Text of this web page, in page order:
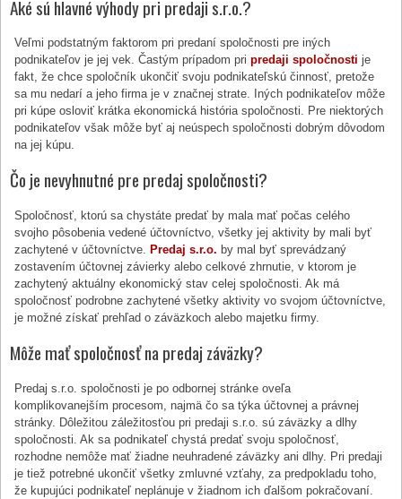
Aké sú hlavné výhody pri predaji s.r.o.?
Veľmi podstatným faktorom pri predaní spoločnosti pre iných
podnikateľov je jej vek. Častým prípadom pripredaji spoločnosti je
fakt, že chce spoločník ukončiť svoju podnikateľskú činnosť, pretože
sa mu nedarí a jeho firma je v značnej strate. Iných podnikateľov môže
pri kúpe osloviť krátka ekonomická história spoločnosti. Pre niektorých
podnikateľov však môže byť aj neúspech spoločnosti dobrým dôvodom
na jej kúpu.
Čo je nevyhnutné pre predaj spoločnosti?
Spoločnosť, ktorú sa chystáte predať by mala mať počas celého
svojho pôsobenia vedené účtovníctvo, všetky jej aktivity by mali byť
zachytené v účtovníctve. Predaj s.r.o. by mal byť sprevádzaný
zostavením účtovnej závierky alebo celkové zhrnutie, v ktorom je
zachytený aktuálny ekonomický stav celej spoločnosti. Ak má
spoločnosť podrobne zachytené všetky aktivity vo svojom účtovníctve,
je možné získať prehľad o záväzkoch alebo majetku firmy.
Môže mať spoločnosť na predaj záväzky?
Predaj s.r.o. spoločnosti je po odbornej stránke oveľa
komplikovanejším procesom, najmä čo sa týka účtovnej a právnej
stránky. Dôležitou záležitosťou pri predaji s.r.o. sú záväzky a dlhy
spoločnosti. Ak sa podnikateľ chystá predať svoju spoločnosť,
rozhodne nemôže mať žiadne neuhradené záväzky ani dlhy. Pri predaji
je tiež potrebné ukončiť všetky zmluvné vzťahy, za predpokladu toho,
že kupujúci podnikateľ neplánuje v žiadnom ich ďalšom pokračovaní.